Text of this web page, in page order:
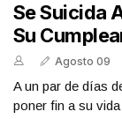
Se Suicida
Su
Agosto 09
A un par de días
poner fin a su